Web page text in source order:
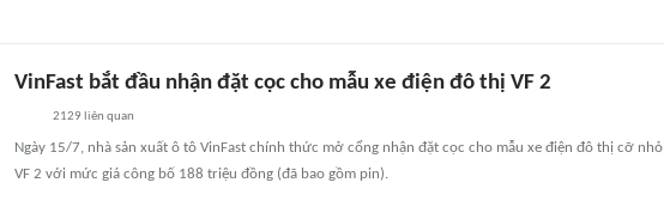
VinFast bắt đầu nhận đặt cọc cho mẫu xe điện đô thị VF 2
2129 liên quan
Ngày 15/7, nhà sản xuất ô tô VinFast chính thức mở cổng nhận đặt cọc cho mẫu xe điện đô thị cỡ nhỏ
VF 2 với mức giá công bố 188 triệu đồng (đã bao gồm pin).